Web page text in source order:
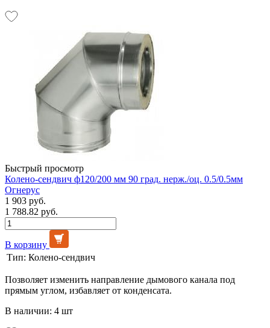
Быстрый просмотр
Колено-сендвич ф120/200 мм 90 град. нерж./оц. 0.5/0.5мм
Огнерус
1 903 руб.
1 788.82 руб.
В корзину
Тип: Колено-сендвич
Позволяет изменить направление дымового канала под
прямым углом, избавляет от конденсата.
В наличии: 4 шт